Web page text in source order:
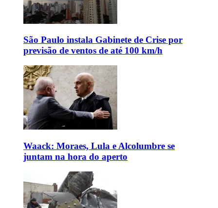
São Paulo instala Gabinete de Crise por
previsão de ventos de até 100 km/h
Waack: Moraes, Lula e Alcolumbre se
juntam na hora do aperto